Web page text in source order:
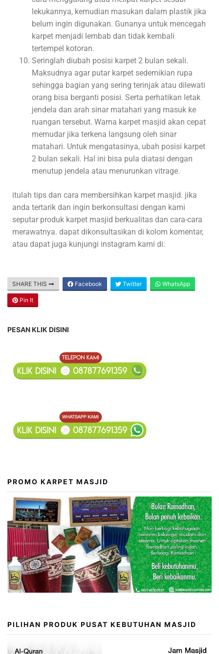
lekukannya, kemudian masukan dalam plastik jika
belum ingin digunakan. Gunanya untuk mencegah
karpet menjadi lembab dan tidak kembali
tertempel kotoran.
Seringlah diubah posisi karpet 2 bulan sekali.
Maksudnya agar putar karpet sedemikian rupa
sehingga bagian yang sering terinjak atau dilewati
orang bisa berganti posisi. Serta perhatikan letak
jendela dan arah sinar matahari yang masuk ke
ruangan tersebut. Warna karpet masjid akan cepat
memudar jika terkena langsung oleh sinar
matahari. Untuk mengatasinya, ubah posisi karpet
2 bulan sekali. Hal ini bisa pula diatasi dengan
menutup jendela atau menurunkan vitrage.
itulah tips dan cara membersihkan karpet masjid. jika
anda tertarik dan ingin berkonsultasi dengan kami
seputar produk karpet masjid berkualitas dan cara-cara
merawatnya. dapat dikonsultasikan di kolom komentar,
atau dapat juga kunjungi instagram kami di:
SHARE THIS Facebook Twitter WhatsApp
Pin It
PESAN KLIK DISINI
PROMO KARPET MASJID
PILIHAN PRODUK PUSAT KEBUTUHAN MASJID